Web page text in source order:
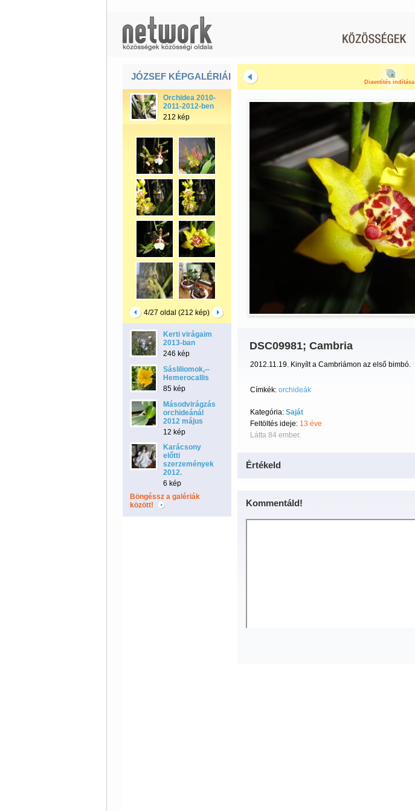
JÓZSEF KÉPGALÉRIÁI
Orchidea 2010-
2011-2012-ben
212 kép
4/27 oldal (212 kép)
Kerti virágaim
2013-ban
246 kép
Sásliliomok,--
Hemerocallis
85 kép
Másodvirágzás
orchideánál
2012 május
12 kép
Karácsony
előtti
szerzemények
2012.
6 kép
Böngéssz a galériák
között!
Diavetítés indítása
DSC09981; Cambria
2012.11.19. Kinyílt a Cambriámon az első bimbó.
Címkék: orchideák
Kategória: Saját
Feltöltés ideje: 13 éve
Látta 84 ember.
Értékeld
Kommentáld!